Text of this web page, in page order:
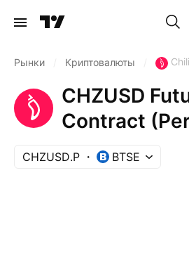
Рынки Криптовалюты
CHZUSD
Contract
CHZUSD.P BTSE